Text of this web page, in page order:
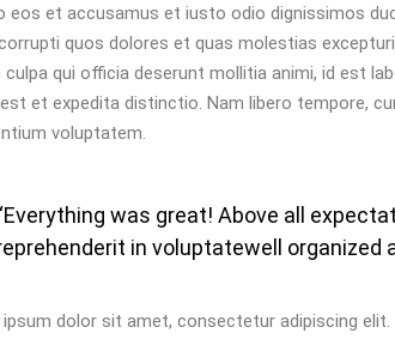
eos et accusamus et iusto odio dignissimos
quos dolores et quas molestias
culpa qui officia deserunt mollitia animi, id est
et expedita distinctio. Nam libero tempore,
voluptatem.
was great! Above all
in voluptatewell organized
dolor sit amet, consectetur adipiscing